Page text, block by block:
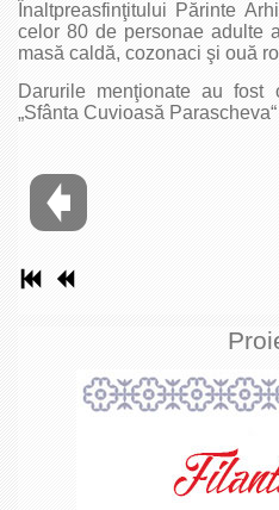
Înaltpreasfinţitului Părinte
celor 80 de personae adulte
masă caldă, cozonaci şi ouă
Darurile menţionate au fost
„Sfânta Cuvioasă